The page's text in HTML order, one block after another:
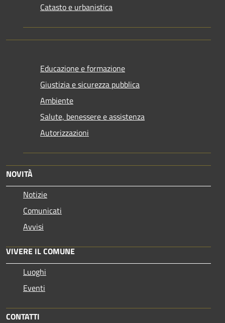
Catasto e urbanistica
Educazione e formazione
Giustizia e sicurezza pubblica
Ambiente
Salute, benessere e assistenza
Autorizzazioni
NOVITÀ
Notizie
Comunicati
Avvisi
VIVERE IL COMUNE
Luoghi
Eventi
CONTATTI